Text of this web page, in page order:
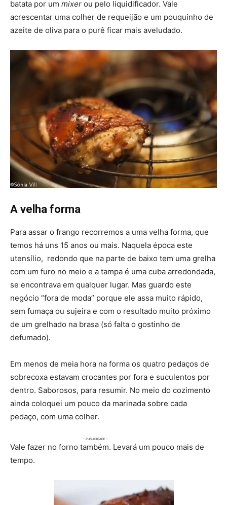
batata por um mixer ou pelo liquidificador. Vale
acrescentar uma colher de requeijão e um pouquinho de
azeite de oliva para o purê ficar mais aveludado.
A velha forma
Para assar o frango recorremos a uma velha forma, que
temos há uns 15 anos ou mais. Naquela época este
utensílio, redondo que na parte de baixo tem uma grelha
com um furo no meio e a tampa é uma cuba arredondada,
se encontrava em qualquer lugar. Mas guardo este
negócio “fora de moda” porque ele assa muito rápido,
sem fumaça ou sujeira e com o resultado muito próximo
de um grelhado na brasa (só falta o gostinho de
defumado).
Em menos de meia hora na forma os quatro pedaços de
sobrecoxa estavam crocantes por fora e suculentos por
dentro. Saborosos, para resumir. No meio do cozimento
ainda coloquei um pouco da marinada sobre cada
pedaço, com uma colher.
Vale fazer no forno também. Levará um pouco mais de
tempo.